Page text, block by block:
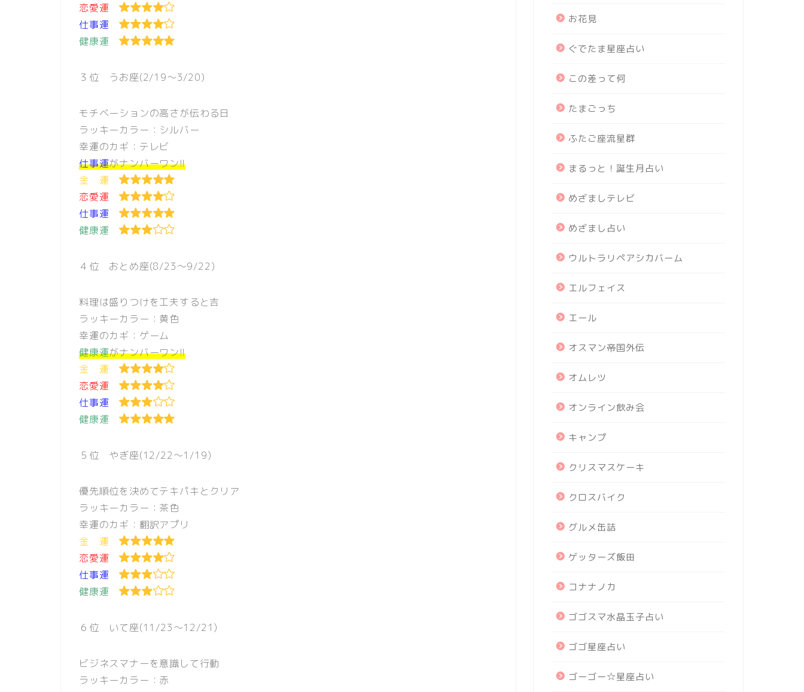
恋愛運
仕事運
健康運
３位 うお座(2/19〜3/20)
モチベーションの高さが伝わる日
ラッキーカラー：シルバー
幸運のカギ：テレビ
仕事運がナンバーワン!!
金 運
恋愛運
仕事運
健康運
４位 おとめ座(8/23〜9/22)
料理は盛りつけを工夫すると吉
ラッキーカラー：黄色
幸運のカギ：ゲーム
健康運がナンバーワン!!
金 運
恋愛運
仕事運
健康運
５位 やぎ座(12/22〜1/19)
優先順位を決めてテキパキとクリア
ラッキーカラー：茶色
幸運のカギ：翻訳アプリ
金 運
恋愛運
仕事運
健康運
６位 いて座(11/23〜12/21)
ビジネスマナーを意識して行動
ラッキーカラー：赤
お花見
ぐでたま星座占い
この差って何
たまごっち
ふたご座流星群
まるっと！誕生月占い
めざましテレビ
めざまし占い
ウルトラリペアシカバーム
エルフェイス
エール
オスマン帝国外伝
オムレツ
オンライン飲み会
キャンプ
クリスマスケーキ
クロスバイク
グルメ缶詰
ゲッターズ飯田
コナナノカ
ゴゴスマ水晶玉子占い
ゴゴ星座占い
ゴーゴー☆星座占い